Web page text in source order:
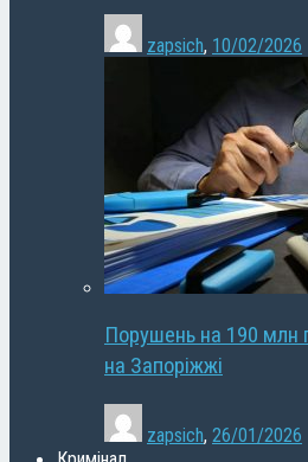
zapsich, 10/02/2026
Порушень на 190 млн
на Запоріжжі
zapsich, 26/01/2026